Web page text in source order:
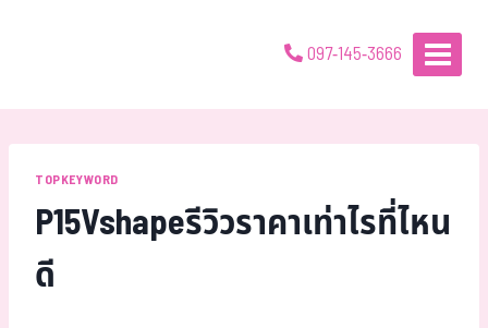
097-145-3666
TOPKEYWORD
P15Vshapeรีวิวราคาเท่าไรที่ไหน
ดี